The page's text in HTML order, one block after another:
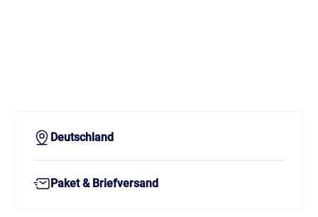
Deutschland
Paket & Briefversand